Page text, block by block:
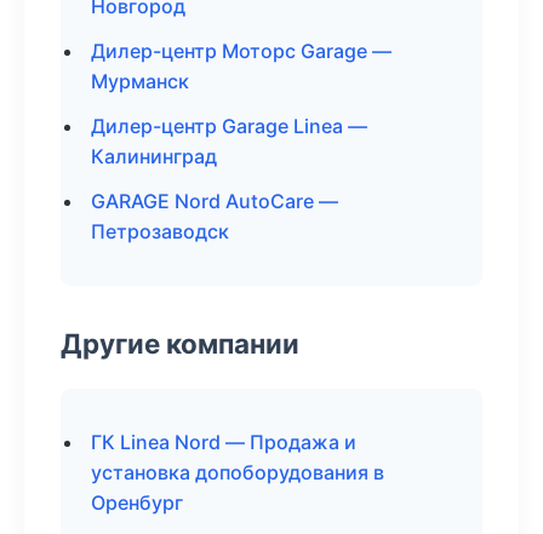
Новгород
Дилер-центр Моторс Garage —
Мурманск
Дилер-центр Garage Linea —
Калининград
GARAGE Nord AutoCare —
Петрозаводск
Другие компании
ГК Linea Nord — Продажа и
установка допоборудования в
Оренбург